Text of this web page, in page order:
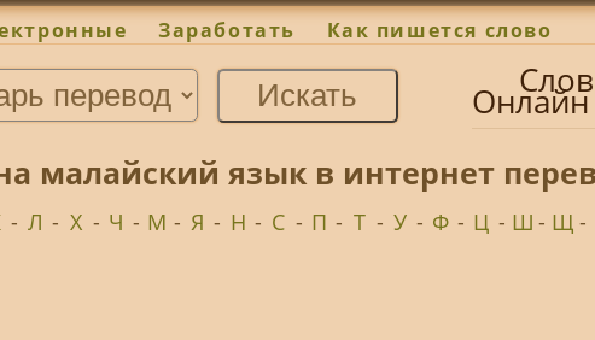
Заработать Как пишется слово
Онлайн
малайский язык в интернет
- Л - Х - Ч - М - Я - Н - С - П - Т - У - Ф - Ц - Ш - Щ-